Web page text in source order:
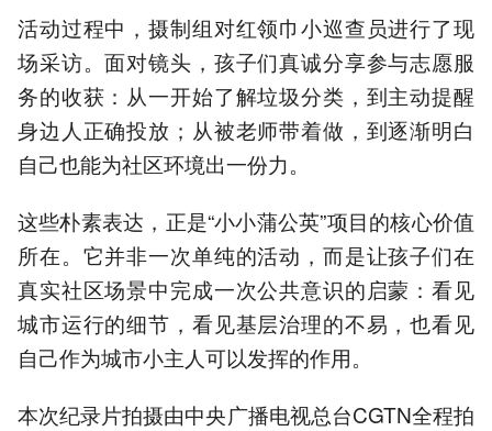
活动过程中，摄制组对红领巾小巡查员进行了现
场采访。面对镜头，孩子们真诚分享参与志愿服
务的收获：从一开始了解垃圾分类，到主动提醒
身边人正确投放；从被老师带着做，到逐渐明白
自己也能为社区环境出一份力。
这些朴素表达，正是“小小蒲公英”项目的核心价值
所在。它并非一次单纯的活动，而是让孩子们在
真实社区场景中完成一次公共意识的启蒙：看见
城市运行的细节，看见基层治理的不易，也看见
自己作为城市小主人可以发挥的作用。
本次纪录片拍摄由中央广播电视总台CGTN全程拍